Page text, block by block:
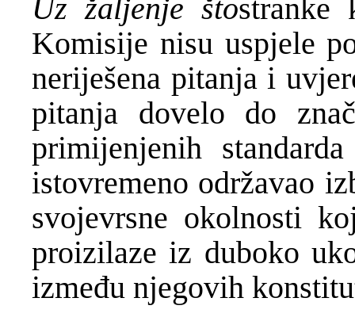
Uz žaljenje štostranke
Komisije nisu uspjele
neriješena pitanja i
pitanja dovelo do
primijenjenih
istovremeno održavao
svojevrsne okolnosti
proizilaze iz duboko
između njegovih